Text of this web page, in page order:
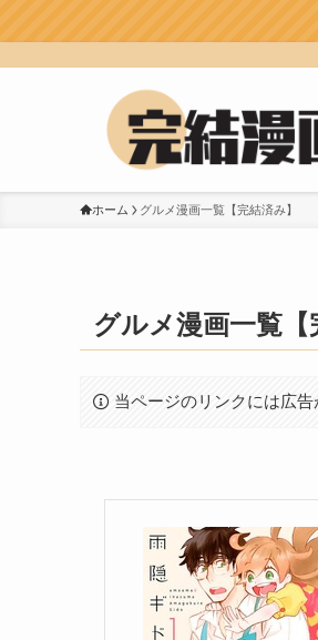
失
ホーム グルメ漫画一覧【完結済み】
グルメ漫画一覧【
当ページのリンクには広告